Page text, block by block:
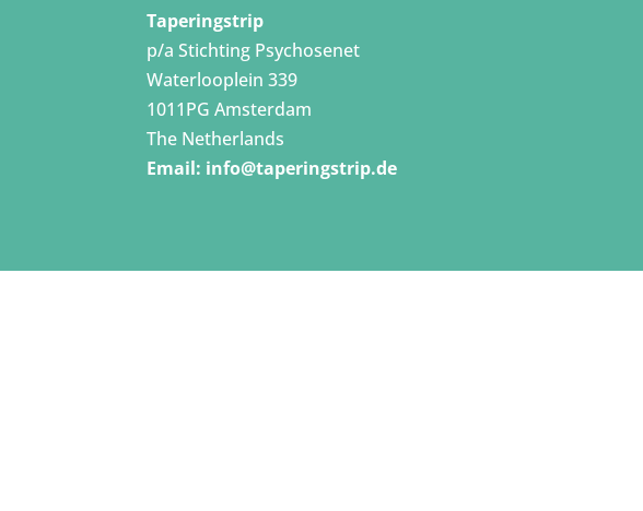
Taperingstrip
p/a Stichting Psychosenet
Waterlooplein 339
1011PG Amsterdam
The Netherlands
Email: info@taperingstrip.de